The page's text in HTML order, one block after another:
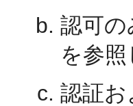
認可
を参照
認証お